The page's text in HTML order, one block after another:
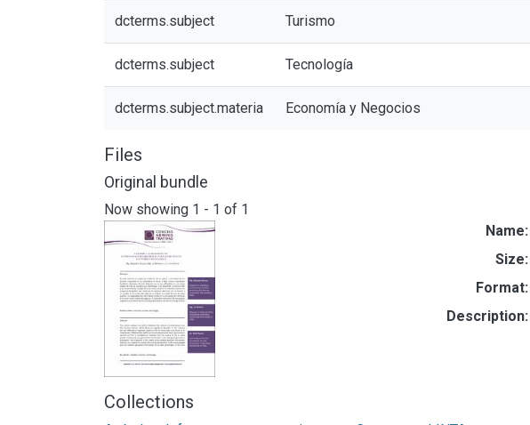
dcterms.subject Turismo
dcterms.subject Tecnología
dcterms.subject.materia Economía y Negocios
Files
Original bundle
Now showing 1 - 1 of 1
Name:
Size:
Format:
Description:
Collections